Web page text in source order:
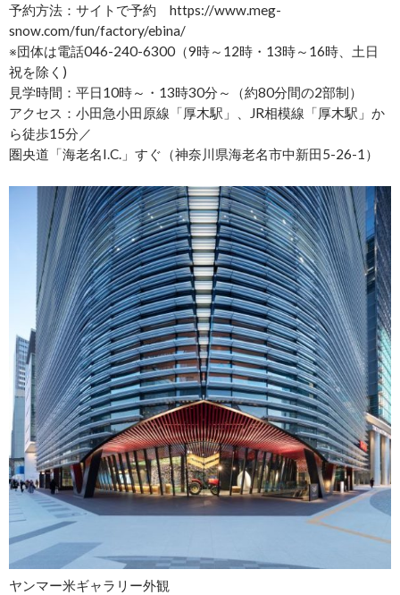
予約方法：サイトで予約 https://www.meg-
snow.com/fun/factory/ebina/
※団体は電話046-240-6300（9時～12時・13時～16時、土日
祝を除く)
見学時間：平日10時～・13時30分～（約80分間の2部制）
アクセス：小田急小田原線「厚木駅」、JR相模線「厚木駅」か
ら徒歩15分／
圏央道「海老名I.C.」すぐ（神奈川県海老名市中新田5-26-1）
ヤンマー米ギャラリー外観